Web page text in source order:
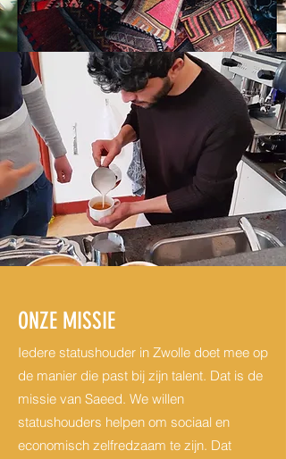
ONZE MISSIE
Iedere statushouder in Zwolle doet mee op
de manier die past bij zijn talent. Dat is de
missie van Saeed. We willen
statushouders helpen om sociaal en
economisch zelfredzaam te zijn. Dat